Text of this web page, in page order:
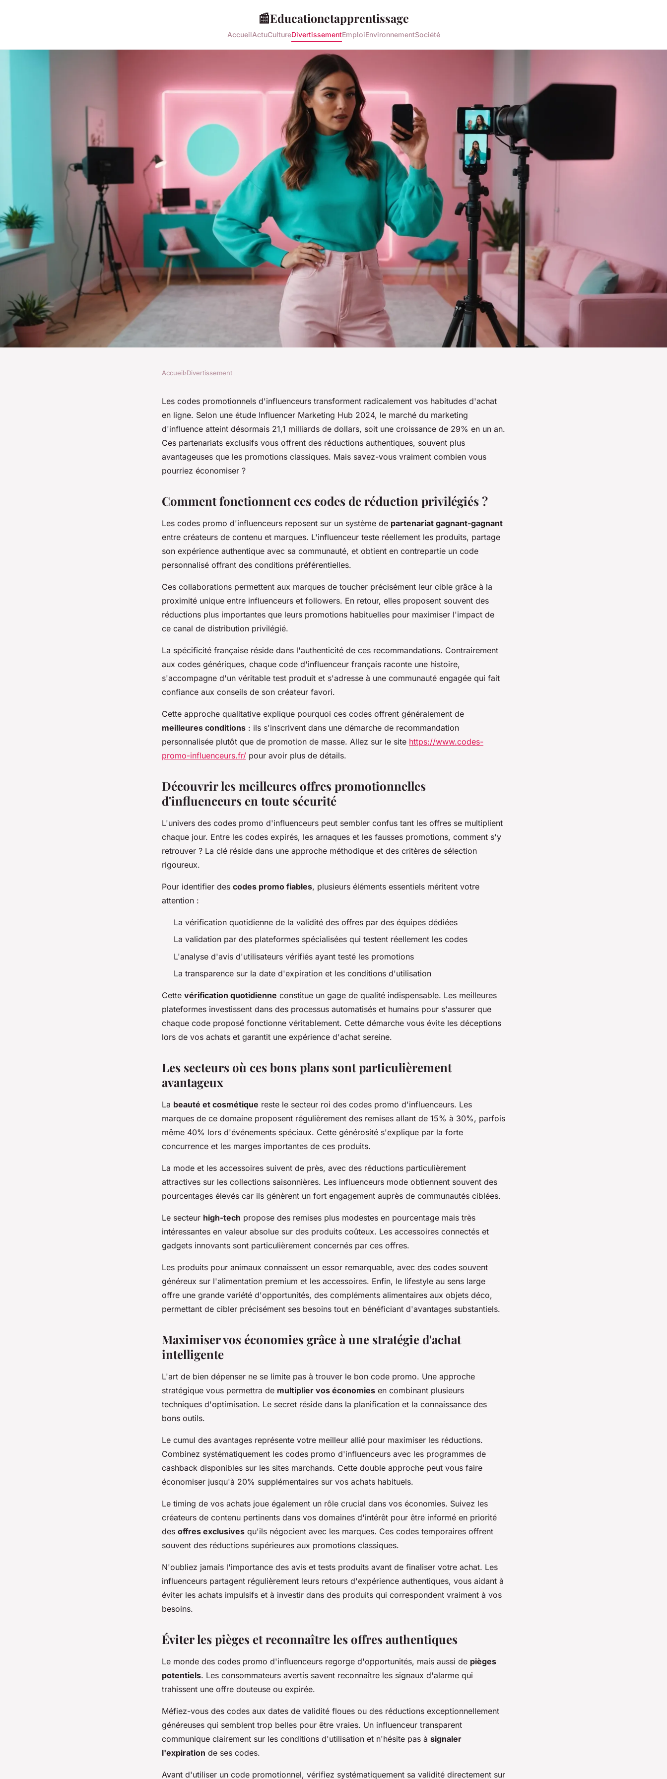
📰Educationetapprentissage
AccueilActuCultureDivertissementEmploiEnvironnementSociété
Profitez des meilleures offres avec les
codes promo influenceur !
Accueil›Divertissement
Les codes promotionnels d'influenceurs transforment radicalement vos habitudes d'achat
en ligne. Selon une étude Influencer Marketing Hub 2024, le marché du marketing
d'influence atteint désormais 21,1 milliards de dollars, soit une croissance de 29% en un an.
Ces partenariats exclusifs vous offrent des réductions authentiques, souvent plus
avantageuses que les promotions classiques. Mais savez-vous vraiment combien vous
pourriez économiser ?
Comment fonctionnent ces codes de réduction privilégiés ?
Les codes promo d'influenceurs reposent sur un système de partenariat gagnant-gagnant
entre créateurs de contenu et marques. L'influenceur teste réellement les produits, partage
son expérience authentique avec sa communauté, et obtient en contrepartie un code
personnalisé offrant des conditions préférentielles.
Ces collaborations permettent aux marques de toucher précisément leur cible grâce à la
proximité unique entre influenceurs et followers. En retour, elles proposent souvent des
réductions plus importantes que leurs promotions habituelles pour maximiser l'impact de
ce canal de distribution privilégié.
La spécificité française réside dans l'authenticité de ces recommandations. Contrairement
aux codes génériques, chaque code d'influenceur français raconte une histoire,
s'accompagne d'un véritable test produit et s'adresse à une communauté engagée qui fait
confiance aux conseils de son créateur favori.
Cette approche qualitative explique pourquoi ces codes offrent généralement de
meilleures conditions : ils s'inscrivent dans une démarche de recommandation
personnalisée plutôt que de promotion de masse. Allez sur le site https://www.codes-
promo-influenceurs.fr/ pour avoir plus de détails.
Découvrir les meilleures offres promotionnelles
d'influenceurs en toute sécurité
L'univers des codes promo d'influenceurs peut sembler confus tant les offres se multiplient
chaque jour. Entre les codes expirés, les arnaques et les fausses promotions, comment s'y
retrouver ? La clé réside dans une approche méthodique et des critères de sélection
rigoureux.
Pour identifier des codes promo fiables, plusieurs éléments essentiels méritent votre
attention :
La vérification quotidienne de la validité des offres par des équipes dédiées
La validation par des plateformes spécialisées qui testent réellement les codes
L'analyse d'avis d'utilisateurs vérifiés ayant testé les promotions
La transparence sur la date d'expiration et les conditions d'utilisation
Cette vérification quotidienne constitue un gage de qualité indispensable. Les meilleures
plateformes investissent dans des processus automatisés et humains pour s'assurer que
chaque code proposé fonctionne véritablement. Cette démarche vous évite les déceptions
lors de vos achats et garantit une expérience d'achat sereine.
Les secteurs où ces bons plans sont particulièrement
avantageux
La beauté et cosmétique reste le secteur roi des codes promo d'influenceurs. Les
marques de ce domaine proposent régulièrement des remises allant de 15% à 30%, parfois
même 40% lors d'événements spéciaux. Cette générosité s'explique par la forte
concurrence et les marges importantes de ces produits.
La mode et les accessoires suivent de près, avec des réductions particulièrement
attractives sur les collections saisonnières. Les influenceurs mode obtiennent souvent des
pourcentages élevés car ils génèrent un fort engagement auprès de communautés ciblées.
Le secteur high-tech propose des remises plus modestes en pourcentage mais très
intéressantes en valeur absolue sur des produits coûteux. Les accessoires connectés et
gadgets innovants sont particulièrement concernés par ces offres.
Les produits pour animaux connaissent un essor remarquable, avec des codes souvent
généreux sur l'alimentation premium et les accessoires. Enfin, le lifestyle au sens large
offre une grande variété d'opportunités, des compléments alimentaires aux objets déco,
permettant de cibler précisément ses besoins tout en bénéficiant d'avantages substantiels.
Maximiser vos économies grâce à une stratégie d'achat
intelligente
L'art de bien dépenser ne se limite pas à trouver le bon code promo. Une approche
stratégique vous permettra de multiplier vos économies en combinant plusieurs
techniques d'optimisation. Le secret réside dans la planification et la connaissance des
bons outils.
Le cumul des avantages représente votre meilleur allié pour maximiser les réductions.
Combinez systématiquement les codes promo d'influenceurs avec les programmes de
cashback disponibles sur les sites marchands. Cette double approche peut vous faire
économiser jusqu'à 20% supplémentaires sur vos achats habituels.
Le timing de vos achats joue également un rôle crucial dans vos économies. Suivez les
créateurs de contenu pertinents dans vos domaines d'intérêt pour être informé en priorité
des offres exclusives qu'ils négocient avec les marques. Ces codes temporaires offrent
souvent des réductions supérieures aux promotions classiques.
N'oubliez jamais l'importance des avis et tests produits avant de finaliser votre achat. Les
influenceurs partagent régulièrement leurs retours d'expérience authentiques, vous aidant à
éviter les achats impulsifs et à investir dans des produits qui correspondent vraiment à vos
besoins.
Éviter les pièges et reconnaître les offres authentiques
Le monde des codes promo d'influenceurs regorge d'opportunités, mais aussi de pièges
potentiels. Les consommateurs avertis savent reconnaître les signaux d'alarme qui
trahissent une offre douteuse ou expirée.
Méfiez-vous des codes aux dates de validité floues ou des réductions exceptionnellement
généreuses qui semblent trop belles pour être vraies. Un influenceur transparent
communique clairement sur les conditions d'utilisation et n'hésite pas à signaler
l'expiration de ses codes.
Avant d'utiliser un code promotionnel, vérifiez systématiquement sa validité directement sur